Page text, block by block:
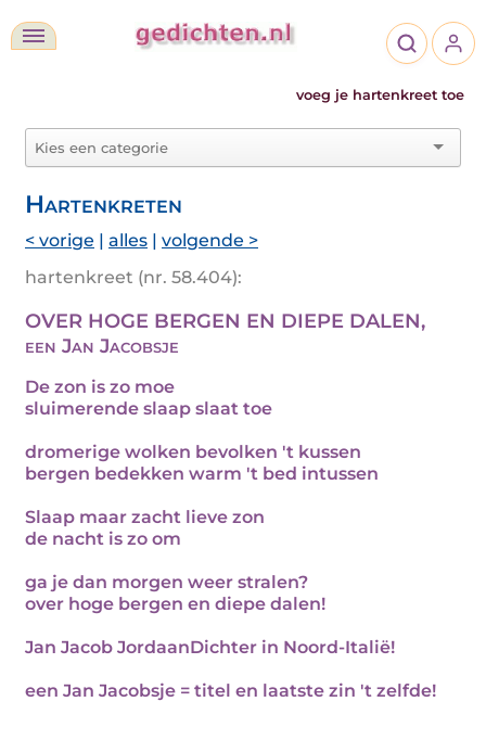
voeg je hartenkreet toe
Hartenkreten
< vorige | alles | volgende >
hartenkreet (nr. 58.404):
OVER HOGE BERGEN EN DIEPE DALEN,
een Jan Jacobsje
De zon is zo moe
sluimerende slaap slaat toe
dromerige wolken bevolken 't kussen
bergen bedekken warm 't bed intussen
Slaap maar zacht lieve zon
de nacht is zo om
ga je dan morgen weer stralen?
over hoge bergen en diepe dalen!
Jan Jacob JordaanDichter in Noord-Italië!
een Jan Jacobsje = titel en laatste zin 't zelfde!